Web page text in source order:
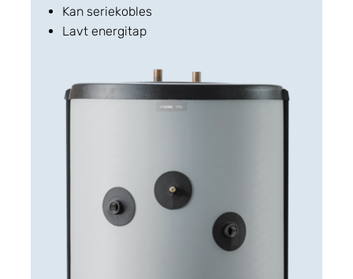
Kan seriekobles
Lavt energitap